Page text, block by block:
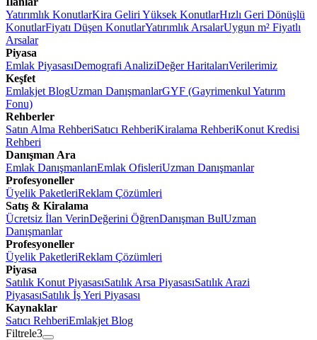
Yatırımlık KonutlarKira Geliri Yüksek KonutlarHızlı Geri Dönüşlü
KonutlarFiyatı Düşen KonutlarYatırımlık ArsalarUygun m² Fiyatlı
Arsalar
Piyasa
Emlak PiyasasıDemografi AnaliziDeğer HaritalarıVerilerimiz
Keşfet
Emlakjet BlogUzman DanışmanlarGYF (Gayrimenkul Yatırım
Fonu)
Rehberler
Satın Alma RehberiSatıcı RehberiKiralama RehberiKonut Kredisi
Rehberi
Danışman Ara
Emlak DanışmanlarıEmlak OfisleriUzman Danışmanlar
Profesyoneller
Üyelik PaketleriReklam Çözümleri
Satış & Kiralama
Ücretsiz İlan VerinDeğerini ÖğrenDanışman BulUzman
Danışmanlar
Profesyoneller
Üyelik PaketleriReklam Çözümleri
Piyasa
Satılık Konut PiyasasıSatılık Arsa PiyasasıSatılık Arazi
PiyasasıSatılık İş Yeri Piyasası
Kaynaklar
Satıcı RehberiEmlakjet Blog
Filtrele3